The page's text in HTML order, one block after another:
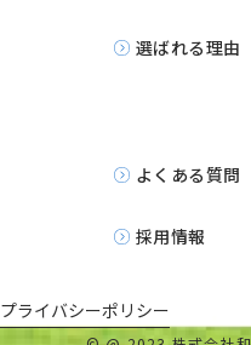
選ばれる理由
よくある質問
採用情報
プライバシーポリシー